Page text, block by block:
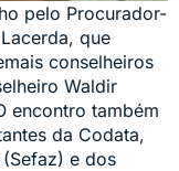
pelo Procurador-
que
conselheiros
Waldir
encontro também
da Codata,
e dos